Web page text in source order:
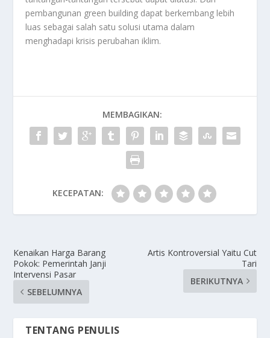
pembangunan green building dapat berkembang lebih
luas sebagai salah satu solusi utama dalam
menghadapi krisis perubahan iklim.
MEMBAGIKAN:
KECEPATAN:
Kenaikan Harga Barang
Pokok: Pemerintah Janji
Intervensi Pasar
SEBELUMNYA
Artis Kontroversial Yaitu Cut
Tari
BERIKUTNYA
TENTANG PENULIS